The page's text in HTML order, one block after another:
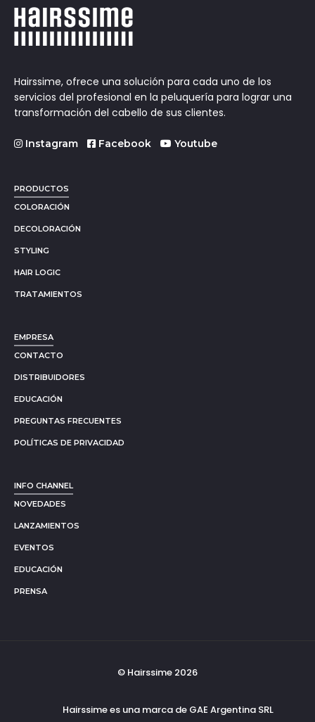
Hairssime, ofrece una solución para cada uno de los
servicios del profesional en la peluquería para lograr una
transformación del cabello de sus clientes.
Instagram Facebook Youtube
PRODUCTOS
COLORACIÓN
DECOLORACIÓN
STYLING
HAIR LOGIC
TRATAMIENTOS
EMPRESA
CONTACTO
DISTRIBUIDORES
EDUCACIÓN
PREGUNTAS FRECUENTES
POLÍTICAS DE PRIVACIDAD
INFO CHANNEL
NOVEDADES
LANZAMIENTOS
EVENTOS
EDUCACIÓN
PRENSA
© Hairssime 2026
Hairssime es una marca de GAE Argentina SRL